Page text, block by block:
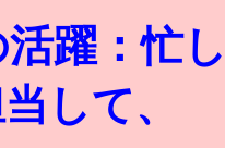
躍：忙
して、